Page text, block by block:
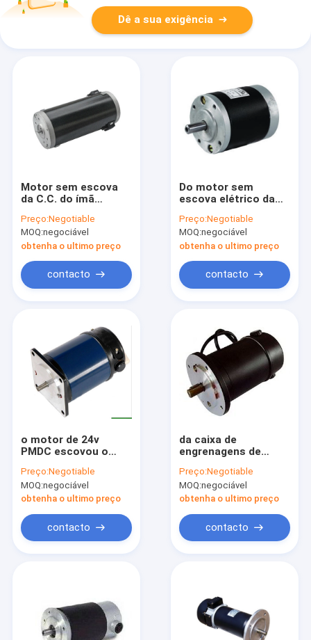
Quem Somos
Dê a sua exigência
Motor sem escova
da C.C. do ímã
motor da C.C. do
motor 12v do CCW
PMDC
Preço:Negotiable
MOQ:negociável
obtenha o ultimo preço
contacto
Do motor sem
escova elétrico da
deslizante 775 12v
24v 20000rpm do
torque 42mm grande
Preço:Negotiable
MOQ:negociável
obtenha o ultimo preço
contacto
o motor de 24v
PMDC escovou o
velocidade 1800 RPM
do motor da
engrenagem
Preço:Negotiable
MOQ:negociável
obtenha o ultimo preço
contacto
da caixa de
engrenagens de
sem escova do
motor da C.C. de
60mm motor
do torque PMDC
grande
Preço:Negotiable
MOQ:negociável
obtenha o ultimo preço
contacto